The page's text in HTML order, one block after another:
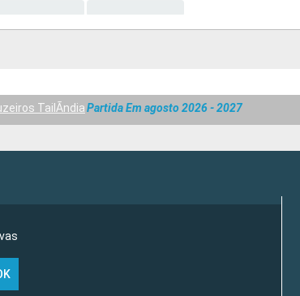
TailÃndiaPartida Em agosto 2026 - 2027